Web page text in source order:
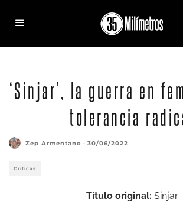
‘Sinjar’, la guerra en
tolerancia
Zep Armentano · 30/06/2022
Críticas
Título original: Sinjar